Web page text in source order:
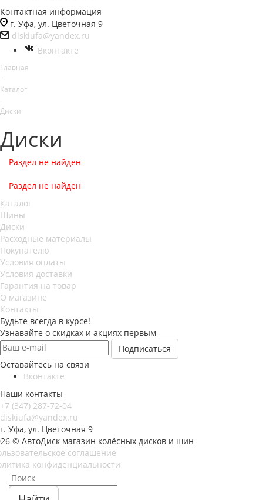
Контактная информация
г. Уфа, ул. Цветочная 9
diskiufa@yandex.ru
Вконтакте
Главная
-
Каталог
-
Диски
Диски
Раздел не найден
Раздел не найден
Каталог
Шины
Диски
Расходные материалы
Покупателю
Условия оплаты
Условия доставки
Гарантия на товар
О магазине
Контакты
Будьте всегда в курсе!
Узнавайте о скидках и акциях первым
Оставайтесь на связи
Вконтакте
Наши контакты
+7 (347) 287-72-04
diskiufa@yandex.ru
г. Уфа, ул. Цветочная 9
© АвтоДиск магазин колёсных дисков и шин
соглашение
конфиденциальности